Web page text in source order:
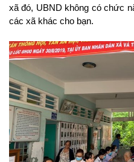
xã đó, UBND không có chức
các xã khác cho bạn.